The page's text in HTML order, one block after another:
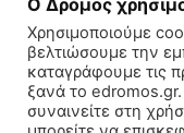
Εγγραφή
Ο Δρόμος
Χρησιμοποιούμε
βελτιώσουμε την
καταγράφουμε τις
ξανά το
συναινείτε στη